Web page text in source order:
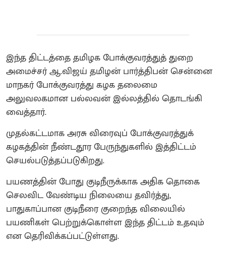
இந்த திட்டத்தை தமிழக போக்குவரத்துத் துறை
அமைச்சர் ஆ.விஜய் தமிழன் பார்த்திபன் சென்னை
மாநகர் போக்குவரத்து கழக தலைமை
அலுவலகமான பல்லவன் இல்லத்தில் தொடங்கி
வைத்தார்.
முதல்கட்டமாக அரசு விரைவுப் போக்குவரத்துக்
கழகத்தின் நீண்டதூர பேருந்துகளில் இத்திட்டம்
செயல்படுத்தப்படுகிறது.
பயணத்தின் போது குடிநீருக்காக அதிக தொகை
செலவிட வேண்டிய நிலையை தவிர்த்து,
பாதுகாப்பான குடிநீரை குறைந்த விலையில்
பயணிகள் பெற்றுக்கொள்ள இந்த திட்டம் உதவும்
என தெரிவிக்கப்பட்டுள்ளது.